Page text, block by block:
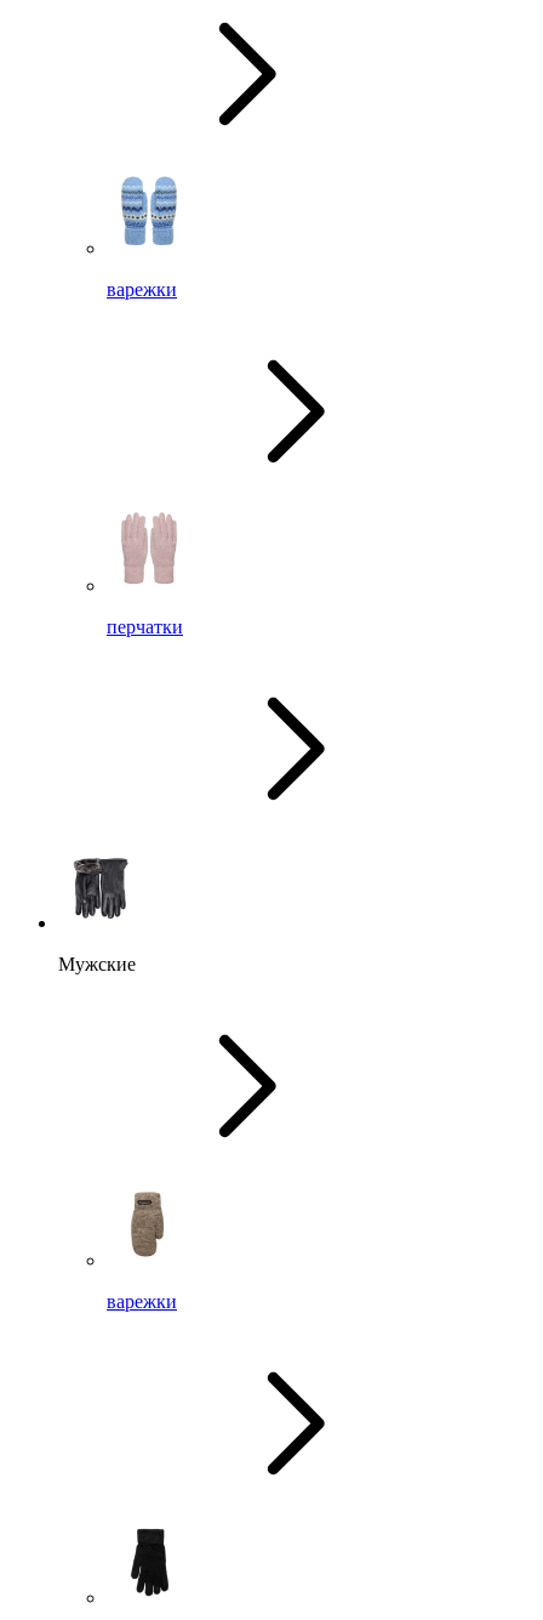
варежки
перчатки
Мужские
варежки